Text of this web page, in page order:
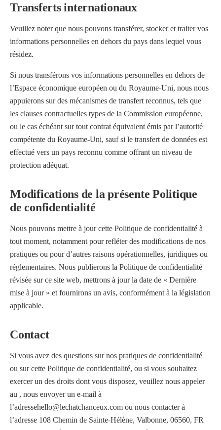
Transferts internationaux
Veuillez noter que nous pouvons transférer, stocker et traiter vos
informations personnelles en dehors du pays dans lequel vous
résidez.
Si nous transférons vos informations personnelles en dehors de
l’Espace économique européen ou du Royaume-Uni, nous nous
appuierons sur des mécanismes de transfert reconnus, tels que
les clauses contractuelles types de la Commission européenne,
ou le cas échéant sur tout contrat équivalent émis par l’autorité
compétente du Royaume-Uni, sauf si le transfert de données est
effectué vers un pays reconnu comme offrant un niveau de
protection adéquat.
Modifications de la présente Politique
de confidentialité
Nous pouvons mettre à jour cette Politique de confidentialité à
tout moment, notamment pour refléter des modifications de nos
pratiques ou pour d’autres raisons opérationnelles, juridiques ou
réglementaires. Nous publierons la Politique de confidentialité
révisée sur ce site web, mettrons à jour la date de « Dernière
mise à jour » et fournirons un avis, conformément à la législation
applicable.
Contact
Si vous avez des questions sur nos pratiques de confidentialité
ou sur cette Politique de confidentialité, ou si vous souhaitez
exercer un des droits dont vous disposez, veuillez nous appeler
au , nous envoyer un e-mail à
l’adressehello@lechatchanceux.com ou nous contacter à
l’adresse 108 Chemin de Sainte-Hélène, Valbonne, 06560, FR